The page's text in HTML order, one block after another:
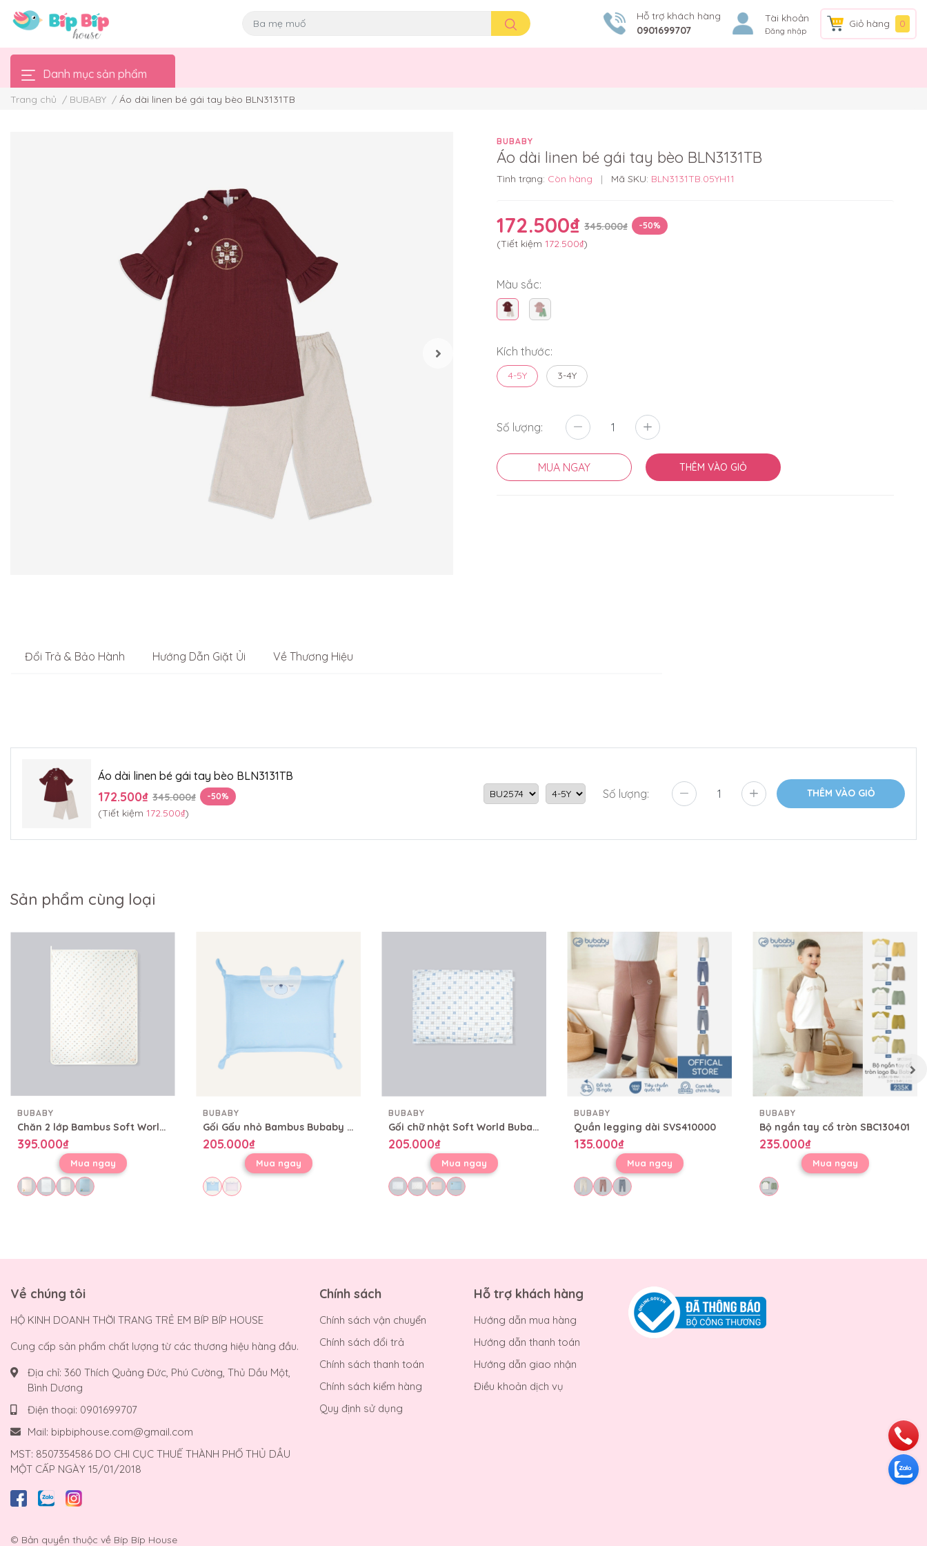
Hỗ trợ khách hàng
0901699707
Tài khoản
Đăng nhập
Giỏ hàng 0
Danh mục sản phẩm
Trang chủ / BUBABY / Áo dài linen bé gái tay bèo BLN3131TB
BUBABY
Áo dài linen bé gái tay bèo BLN3131TB
Tình trạng: Còn hàng | Mã SKU: BLN3131TB.05YH11
172.500₫ 345.000₫ -50%
(Tiết kiệm 172.500₫)
Màu sắc:
Kích thước:
4-5Y 3-4Y
Số lượng:
MUA NGAY THÊM VÀO GIỎ
Đổi Trả & Bảo Hành Hướng Dẫn Giặt Ủi Về Thương Hiệu
Áo dài linen bé gái tay bèo BLN3131TB
172.500₫ 345.000₫ -50%
(Tiết kiệm 172.500₫)
Số lượng: THÊM VÀO GIỎ
Sản phẩm cùng loại
BUBABY
Chăn 2 lớp Bambus Soft World Bubaby 80x100 cm CBB08002L
395.000₫
Mua ngay
BUBABY
Gối Gấu nhỏ Bambus Bubaby CBB0500GN
205.000₫
Mua ngay
BUBABY
Gối chữ nhật Soft World Bubaby 30x40cm CBB0500CN
205.000₫
Mua ngay
BUBABY
Quần legging dài SVS410000
135.000₫
Mua ngay
BUBABY
Bộ ngắn tay cổ tròn SBC130401
235.000₫
Mua ngay
Về chúng tôi
HỘ KINH DOANH THỜI TRANG TRẺ EM BÍP BÍP HOUSE
Cung cấp sản phẩm chất lượng từ các thương hiệu hàng đầu.
Địa chỉ: 360 Thích Quảng Đức, Phú Cường, Thủ Dầu Một,
Bình Dương
Điện thoại: 0901699707
Mail: bipbiphouse.com@gmail.com
MST: 8507354586 DO CHI CỤC THUẾ THÀNH PHỐ THỦ DẦU
MỘT CẤP NGÀY 15/01/2018
Chính sách
Chính sách vận chuyển
Chính sách đổi trả
Chính sách thanh toán
Chính sách kiểm hàng
Quy định sử dụng
Hỗ trợ khách hàng
Hướng dẫn mua hàng
Hướng dẫn thanh toán
Hướng dẫn giao nhận
Điều khoản dịch vụ
© Bản quyền thuộc về Bíp Bíp House